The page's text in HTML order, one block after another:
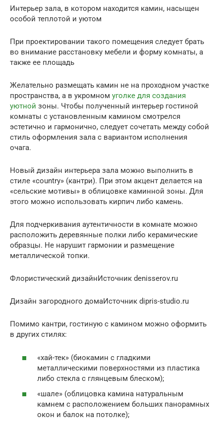
Интерьер зала, в котором находится камин, насыщен
особой теплотой и уютом
При проектировании такого помещения следует брать
во внимание расстановку мебели и форму комнаты, а
также ее площадь
Желательно размещать камин не на проходном участке
пространства, а в укромном уголке для создания
уютной зоны. Чтобы полученный интерьер гостиной
комнаты с установленным камином смотрелся
эстетично и гармонично, следует сочетать между собой
стиль оформления зала с вариантом исполнения
очага.
Новый дизайн интерьера зала можно выполнить в
стиле «country» (кантри). При этом акцент делается на
«сельские мотивы» в облицовке каминной зоны. Для
этого можно использовать кирпич либо камень.
Для подчеркивания аутентичности в комнате можно
расположить деревянные полки либо керамические
образцы. Не нарушит гармонии и размещение
металлической топки.
Флористический дизайнИсточник denisserov.ru
Дизайн загородного домаИсточник dipris-studio.ru
Помимо кантри, гостиную с камином можно оформить
в других стилях:
«хай-тек» (биокамин с гладкими
металлическими поверхностями из пластика
либо стекла с глянцевым блеском);
«шале» (облицовка камина натуральным
камнем с расположением больших панорамных
окон и балок на потолке);